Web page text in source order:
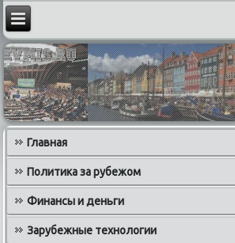
Главная
Политика за рубежом
Финансы и деньги
Зарубежные технологии